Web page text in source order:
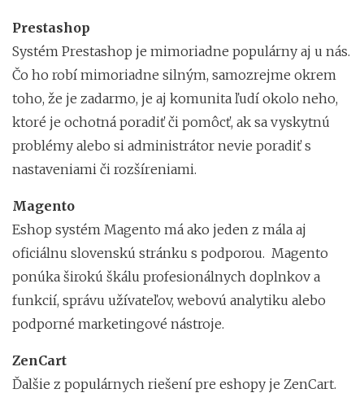
Prestashop
Systém Prestashop je mimoriadne populárny aj u nás.
Čo ho robí mimoriadne silným, samozrejme okrem
toho, že je zadarmo, je aj komunita ľudí okolo neho,
ktoré je ochotná poradiť či pomôcť, ak sa vyskytnú
problémy alebo si administrátor nevie poradiť s
nastaveniami či rozšíreniami.
Magento
Eshop systém Magento má ako jeden z mála aj
oficiálnu slovenskú stránku s podporou. Magento
ponúka širokú škálu profesionálnych doplnkov a
funkcií, správu užívateľov, webovú analytiku alebo
podporné marketingové nástroje.
ZenCart
Ďalšie z populárnych riešení pre eshopy je ZenCart.